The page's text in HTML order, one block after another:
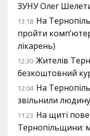
ЗУНУ Олег
13:18 На
пройти
лікарень)
12:30 Жителів
безкоштовний
12:04 На
звільнили
11:23 На щиті
Тернопільщини: